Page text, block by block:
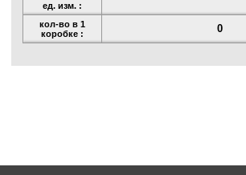
ед. изм. :
кол-во в 1
коробке :
0